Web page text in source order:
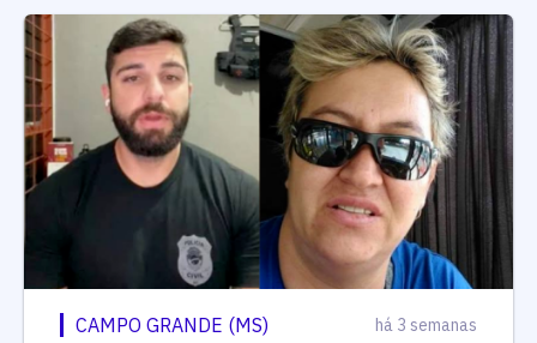
CAMPO GRANDE (MS) há 3 semanas